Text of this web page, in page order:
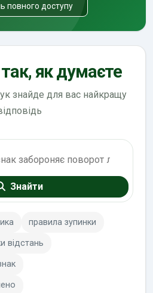
повного доступу
як думаєте
знайде для вас найкращу
Знайти
правила зупинки
відстань